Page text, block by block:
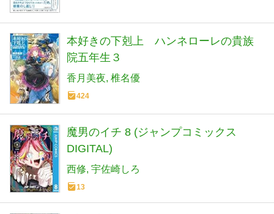
本好きの下剋上 ハンネローレの貴族
院五年生３
香月美夜 椎名優
424
魔男のイチ 8 (ジャンプコミックス
DIGITAL)
西修 宇佐崎しろ
13